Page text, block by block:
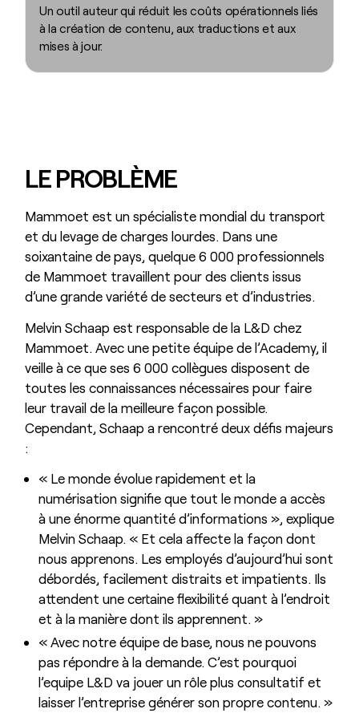
Un outil auteur qui réduit les coûts opérationnels liés
à la création de contenu, aux traductions et aux
mises à jour.
LE PROBLÈME
Mammoet est un spécialiste mondial du transport
et du levage de charges lourdes. Dans une
soixantaine de pays, quelque 6 000 professionnels
de Mammoet travaillent pour des clients issus
d’une grande variété de secteurs et d’industries.
Melvin Schaap est responsable de la L&D chez
Mammoet. Avec une petite équipe de l’Academy, il
veille à ce que ses 6 000 collègues disposent de
toutes les connaissances nécessaires pour faire
leur travail de la meilleure façon possible.
Cependant, Schaap a rencontré deux défis majeurs
:
« Le monde évolue rapidement et la
numérisation signifie que tout le monde a accès
à une énorme quantité d’informations », explique
Melvin Schaap. « Et cela affecte la façon dont
nous apprenons. Les employés d’aujourd’hui sont
débordés, facilement distraits et impatients. Ils
attendent une certaine flexibilité quant à l’endroit
et à la manière dont ils apprennent. »
« Avec notre équipe de base, nous ne pouvons
pas répondre à la demande. C’est pourquoi
l’equipe L&D va jouer un rôle plus consultatif et
laisser l’entreprise générer son propre contenu. »